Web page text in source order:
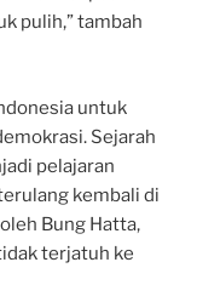
pulih,” tambah
untuk
Sejarah
pelajaran
kembali di
Bung Hatta,
terjatuh ke